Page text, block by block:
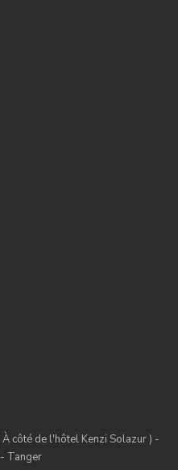
côté de l'hôtel Kenzi Solazur ) -
Tanger